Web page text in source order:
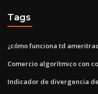
Tags
¿cómo funciona td
Comercio algorítmico con
Indicador de divergencia